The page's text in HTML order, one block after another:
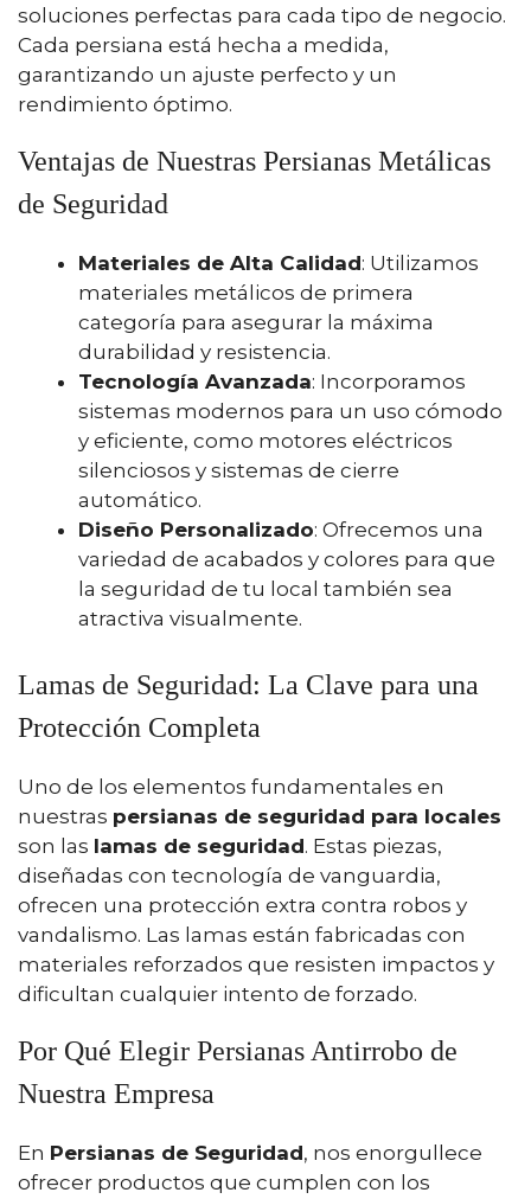
soluciones perfectas para cada tipo de negocio.
Cada persiana está hecha a medida,
garantizando un ajuste perfecto y un
rendimiento óptimo.
Ventajas de Nuestras Persianas Metálicas
de Seguridad
Materiales de Alta Calidad: Utilizamos
materiales metálicos de primera
categoría para asegurar la máxima
durabilidad y resistencia.
Tecnología Avanzada: Incorporamos
sistemas modernos para un uso cómodo
y eficiente, como motores eléctricos
silenciosos y sistemas de cierre
automático.
Diseño Personalizado: Ofrecemos una
variedad de acabados y colores para que
la seguridad de tu local también sea
atractiva visualmente.
Lamas de Seguridad: La Clave para una
Protección Completa
Uno de los elementos fundamentales en
nuestras persianas de seguridad para locales
son las lamas de seguridad. Estas piezas,
diseñadas con tecnología de vanguardia,
ofrecen una protección extra contra robos y
vandalismo. Las lamas están fabricadas con
materiales reforzados que resisten impactos y
dificultan cualquier intento de forzado.
Por Qué Elegir Persianas Antirrobo de
Nuestra Empresa
En Persianas de Seguridad, nos enorgullece
ofrecer productos que cumplen con los